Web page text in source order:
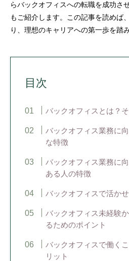
らバックオフィスへの転職を成功さ
もご紹介します。この記事を読めば
り、理想のキャリアへの第一歩を踏
目次
バックオフィスとは？
バックオフィス業務に
な特徴
バックオフィス業務に
ある人の特徴
バックオフィスで活か
バックオフィス未経験
るためのポイント
バックオフィスで働く
リット